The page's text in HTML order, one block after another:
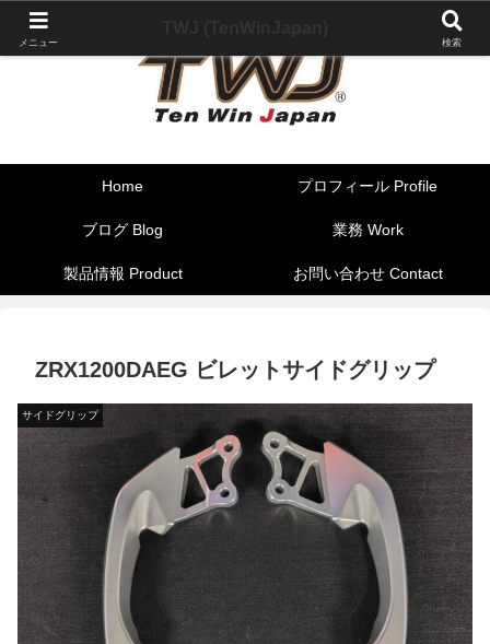
Home プロフィール Profile
ブログ Blog 業務 Work
製品情報 Product お問い合わせ Contact
ZRX1200DAEG ビレットサイドグリップ
サイドグリップ
メニュー 検索